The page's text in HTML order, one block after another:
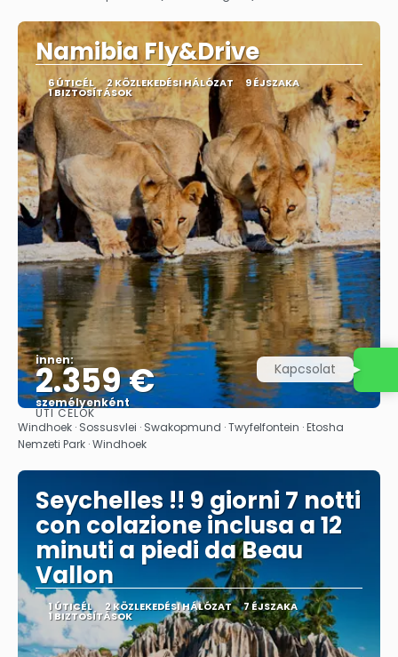
Megnézem
Namibia Fly&Drive
6 ÚTICÉL 2 KÖZLEKEDÉSI HÁLÓZAT 9 ÉJSZAKA
1 BIZTOSÍTÁSOK
innen:
2.359 €
személyenként
Megnézem
ÚTI CÉLOK
Windhoek · Sossusvlei · Swakopmund · Twyfelfontein · Etosha
Nemzeti Park · Windhoek
Seychelles !! 9 giorni 7 notti
con colazione inclusa a 12
minuti a piedi da Beau
Vallon
1 ÚTICÉL 2 KÖZLEKEDÉSI HÁLÓZAT 7 ÉJSZAKA
1 BIZTOSÍTÁSOK
Kapcsolat